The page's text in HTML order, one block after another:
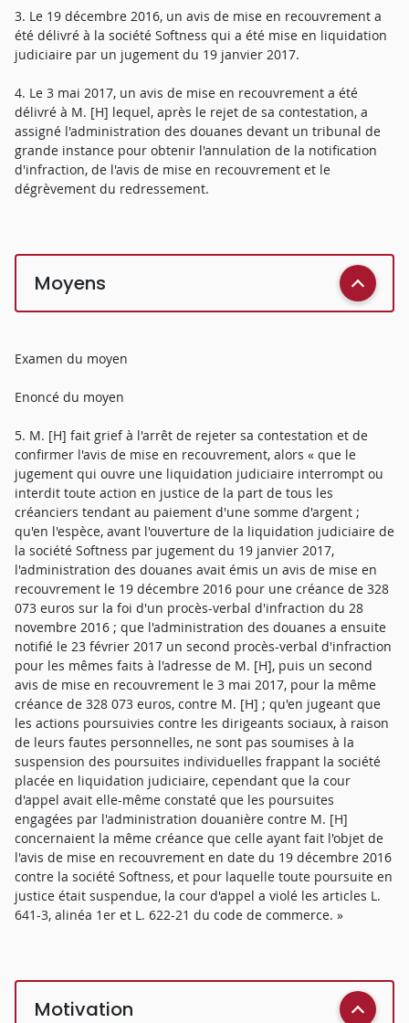
3. Le 19 décembre 2016, un avis de mise en recouvrement a
été délivré à la société Softness qui a été mise en liquidation
judiciaire par un jugement du 19 janvier 2017.
4. Le 3 mai 2017, un avis de mise en recouvrement a été
délivré à M. [H] lequel, après le rejet de sa contestation, a
assigné l'administration des douanes devant un tribunal de
grande instance pour obtenir l'annulation de la notification
d'infraction, de l'avis de mise en recouvrement et le
dégrèvement du redressement.
Moyens
Examen du moyen
Enoncé du moyen
5. M. [H] fait grief à l'arrêt de rejeter sa contestation et de
confirmer l'avis de mise en recouvrement, alors « que le
jugement qui ouvre une liquidation judiciaire interrompt ou
interdit toute action en justice de la part de tous les
créanciers tendant au paiement d'une somme d'argent ;
qu'en l'espèce, avant l'ouverture de la liquidation judiciaire de
la société Softness par jugement du 19 janvier 2017,
l'administration des douanes avait émis un avis de mise en
recouvrement le 19 décembre 2016 pour une créance de 328
073 euros sur la foi d'un procès-verbal d'infraction du 28
novembre 2016 ; que l'administration des douanes a ensuite
notifié le 23 février 2017 un second procès-verbal d'infraction
pour les mêmes faits à l'adresse de M. [H], puis un second
avis de mise en recouvrement le 3 mai 2017, pour la même
créance de 328 073 euros, contre M. [H] ; qu'en jugeant que
les actions poursuivies contre les dirigeants sociaux, à raison
de leurs fautes personnelles, ne sont pas soumises à la
suspension des poursuites individuelles frappant la société
placée en liquidation judiciaire, cependant que la cour
d'appel avait elle-même constaté que les poursuites
engagées par l'administration douanière contre M. [H]
concernaient la même créance que celle ayant fait l'objet de
l'avis de mise en recouvrement en date du 19 décembre 2016
contre la société Softness, et pour laquelle toute poursuite en
justice était suspendue, la cour d'appel a violé les articles L.
641-3, alinéa 1er et L. 622-21 du code de commerce. »
Motivation